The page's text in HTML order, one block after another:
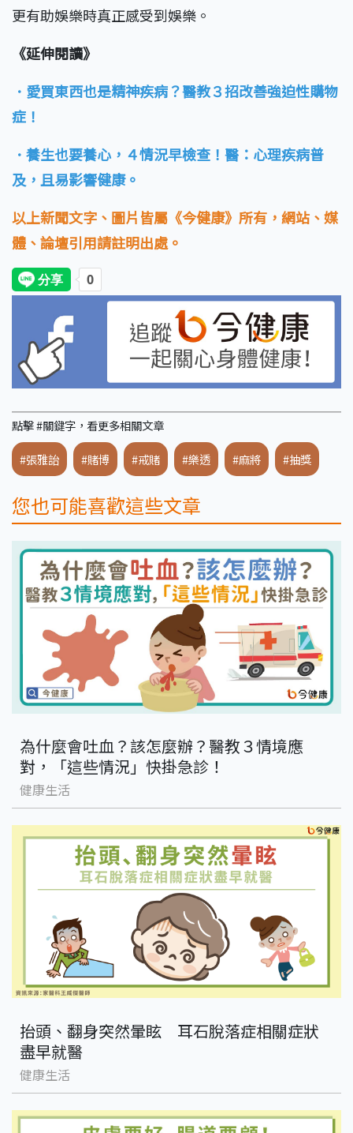
更有助娛樂時真正感受到娛樂。
《延伸閱讀》
．愛買東西也是精神疾病？醫教３招改善強迫性購物
症！
．養生也要養心，４情況早檢查！醫：心理疾病普
及，且易影響健康。
以上新聞文字、圖片皆屬《今健康》所有，網站、媒
體、論壇引用請註明出處。
點擊 #關鍵字，看更多相關文章
#張雅詒 #賭博 #戒賭 #樂透 #麻將 #抽獎
您也可能喜歡這些文章
為什麼會吐血？該怎麼辦？醫教３情境應
對，「這些情況」快掛急診！
健康生活
抬頭、翻身突然暈眩 耳石脫落症相關症狀
盡早就醫
健康生活